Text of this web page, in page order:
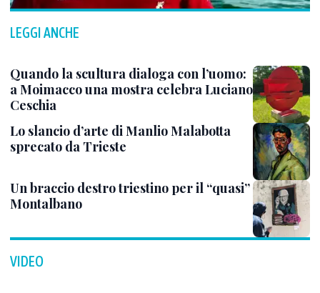
LEGGI ANCHE
Quando la scultura dialoga con l’uomo:
a Moimacco una mostra celebra Luciano
Ceschia
Lo slancio d’arte di Manlio Malabotta
sprecato da Trieste
Un braccio destro triestino per il “quasi”
Montalbano
VIDEO